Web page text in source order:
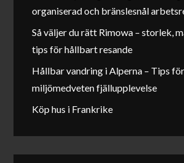
organiserad och bränslesnål
Så väljer du rätt Rimowa – storlek,
tips för hållbart resande
Hållbar vandring i Alperna – Tips
miljömedveten fjällupplevelse
Köp hus i Frankrike